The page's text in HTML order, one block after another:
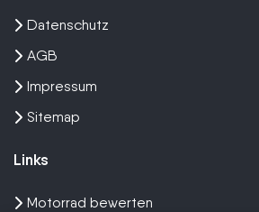
Datenschutz
AGB
Impressum
Sitemap
Links
Motorrad bewerten